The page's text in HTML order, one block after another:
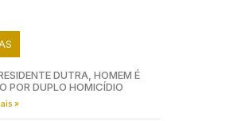
DUTRA, HOMEM É
POR DUPLO HOMICÍDIO
»